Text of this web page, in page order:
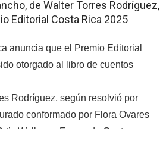
de Walter Torres Rodríguez,
Editorial Costa Rica 2025
anuncia que el Premio Editorial
otorgado al libro de cuentos
Rodríguez, según resolvió por
conformado por Flora Ovares
Wallner y Fernando Contreras